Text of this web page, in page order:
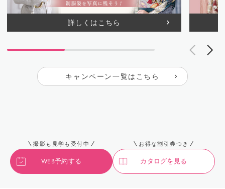
詳しくはこちら
キャンペーン一覧はこちら
撮影も見学も受付中
WEB予約する
お得な割引券つき
カタログを見る